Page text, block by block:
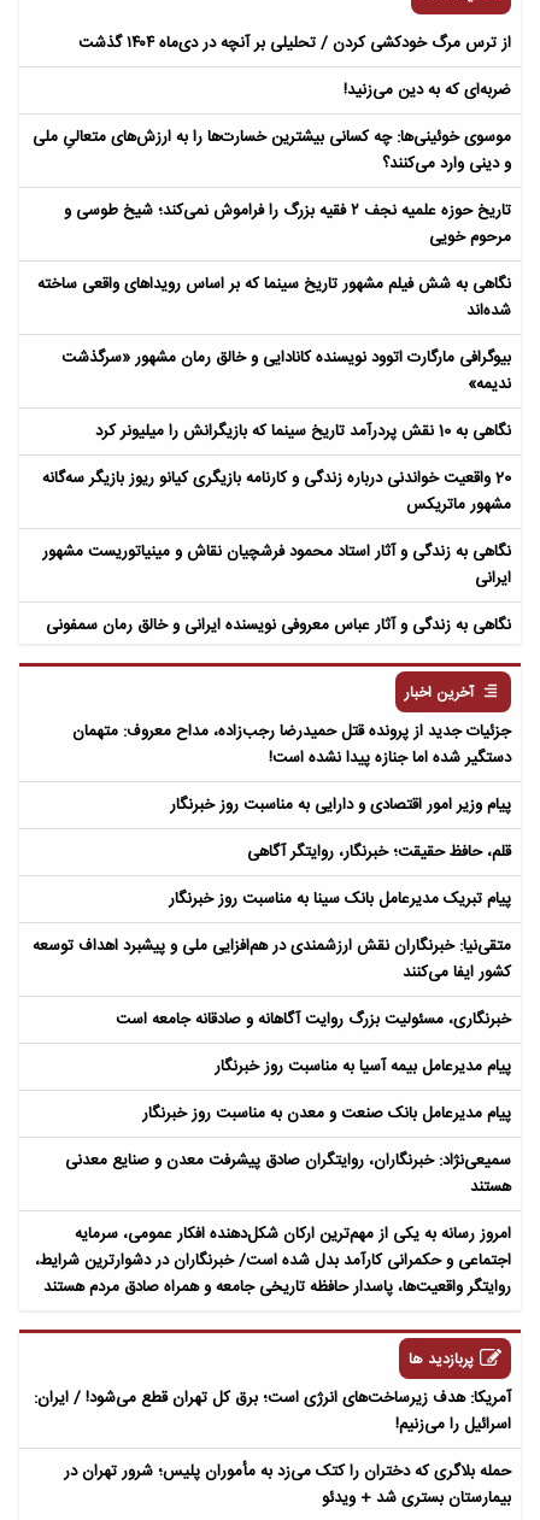
از ترس مرگ خودکشی کردن / تحلیلی بر آنچه در دی‌ماه ۱۴۰۴ گذشت
ضربه‌ای که به دین می‌زنید!
موسوی خوئینی‌ها: چه کسانی بیشترین خسارت‌ها را به ارزش‌های متعالیِ ملی
و دینی وارد می‌کنند؟
تاریخ حوزه علمیه نجف ۲ فقیه بزرگ را فراموش نمی‌کند؛ شیخ طوسی و
مرحوم خویی
نگاهی به شش فیلم مشهور تاریخ سینما که بر اساس رویداهای واقعی ساخته
شده‌اند
بیوگرافی مارگارت اتوود نویسنده کانادایی و خالق رمان مشهور «سرگذشت
ندیمه»
نگاهی به 10 نقش پردرآمد تاریخ سینما که بازیگرانش را میلیونر کرد
20 واقعیت خواندنی درباره زندگی و کارنامه بازیگری کیانو ریوز بازیگر سه‌گانه
مشهور ماتریکس
نگاهی به زندگی و آثار استاد محمود فرشچیان نقاش و مینیاتوریست مشهور
ایرانی
نگاهی به زندگی و آثار عباس معروفی نویسنده ایرانی و خالق رمان سمفونی
آخرین اخبار
جزئیات جدید از پرونده قتل حمیدرضا رجب‌زاده، مداح معروف: متهمان
دستگیر شده اما جنازه پیدا نشده است!
پیام وزیر امور اقتصادی و دارایی به مناسبت روز خبرنگار
قلم، حافظ حقیقت؛ خبرنگار، روایتگر آگاهی
پیام تبریک مدیرعامل بانک سینا به مناسبت روز خبرنگار
متقی‌نیا: خبرنگاران نقش ارزشمندی در هم‌افزایی ملی و پیشبرد اهداف توسعه
کشور ایفا می‌کنند
خبرنگاری، مسئولیت بزرگ روایت آگاهانه و صادقانه جامعه است
پیام مدیرعامل بیمه آسیا به مناسبت روز خبرنگار
پیام مدیرعامل بانک صنعت و معدن به مناسبت روز خبرنگار
سمیعی‌نژاد: خبرنگاران، روایتگران صادق پیشرفت معدن و صنایع معدنی
هستند
امروز رسانه به یکی از مهم‌ترین ارکان شکل‌دهنده افکار عمومی، سرمایه
اجتماعی و حکمرانی کارآمد بدل شده است/ خبرنگاران در دشوارترین شرایط،
روایتگر واقعیت‌ها، پاسدار حافظه تاریخی جامعه و همراه صادق مردم هستند
پربازدید ها
آمریکا: هدف زیرساخت‌های انرژی است؛ برق کل تهران قطع می‌شود! / ایران:
اسرائیل را می‌زنیم!
حمله بلاگری که دختران را کتک می‌زد به مأموران پلیس؛ شرور تهران در
بیمارستان بستری شد + ویدئو